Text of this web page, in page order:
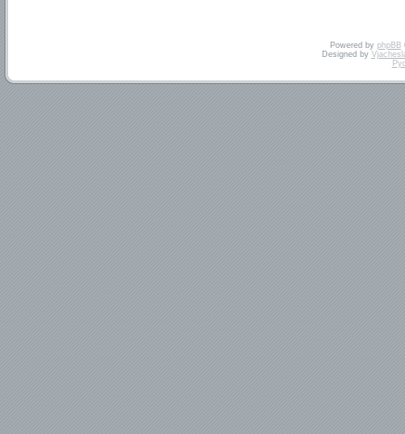
Powered by phpBB
Designed by